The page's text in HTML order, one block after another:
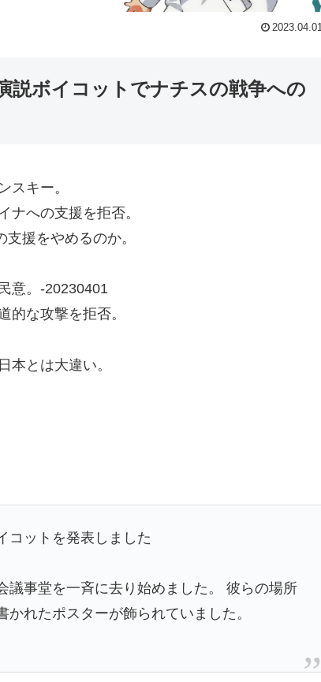
2023.04.01
説ボイコットでナチスの戦争への
スキー。
ナへの支援を拒否。
援をやめるのか。
意。-20230401
的な攻撃を拒否。
本とは大違い。
コットを発表しました
議事堂を一斉に去り始めました。 彼らの場所
れたポスターが飾られていました。